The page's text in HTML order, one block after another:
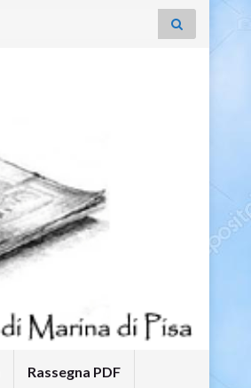
Rassegna PDF